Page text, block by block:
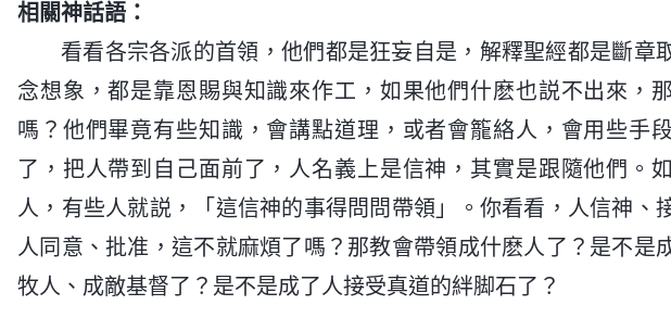
相關神話語：
看看各宗各派的首領，他們都是狂妄自是，解釋聖經都是斷章
念想象，都是靠恩賜與知識來作工，如果他們什麽也説不出來，
嗎？他們畢竟有些知識，會講點道理，或者會籠絡人，會用些手
了，把人帶到自己面前了，人名義上是信神，其實是跟隨他們。
人，有些人就説，「這信神的事得問問帶領」。你看看，人信神、
人同意、批准，這不就麻煩了嗎？那教會帶領成什麽人了？是不是
牧人、成敵基督了？是不是成了人接受真道的絆脚石了？